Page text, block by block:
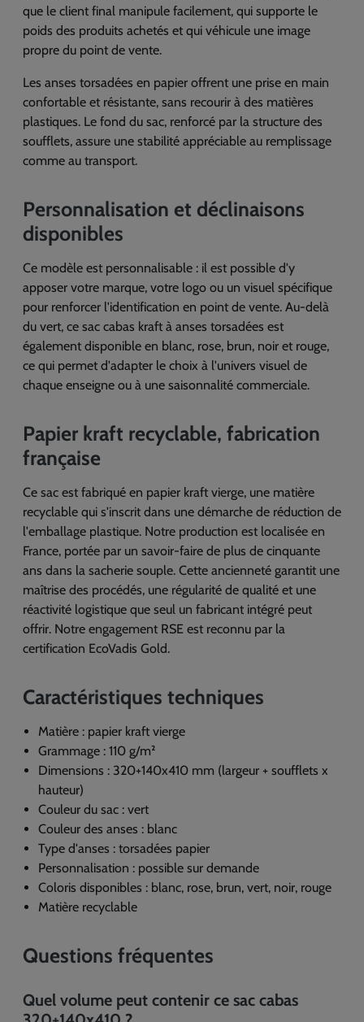
que le client final manipule facilement, qui supporte le
poids des produits achetés et qui véhicule une image
propre du point de vente.
Les anses torsadées en papier offrent une prise en main
confortable et résistante, sans recourir à des matières
plastiques. Le fond du sac, renforcé par la structure des
soufflets, assure une stabilité appréciable au remplissage
comme au transport.
Personnalisation et déclinaisons
disponibles
Ce modèle est personnalisable : il est possible d'y
apposer votre marque, votre logo ou un visuel spécifique
pour renforcer l'identification en point de vente. Au-delà
du vert, ce sac cabas kraft à anses torsadées est
également disponible en blanc, rose, brun, noir et rouge,
ce qui permet d'adapter le choix à l'univers visuel de
chaque enseigne ou à une saisonnalité commerciale.
Papier kraft recyclable, fabrication
française
Ce sac est fabriqué en papier kraft vierge, une matière
recyclable qui s'inscrit dans une démarche de réduction de
l'emballage plastique. Notre production est localisée en
France, portée par un savoir-faire de plus de cinquante
ans dans la sacherie souple. Cette ancienneté garantit une
maîtrise des procédés, une régularité de qualité et une
réactivité logistique que seul un fabricant intégré peut
offrir. Notre engagement RSE est reconnu par la
certification EcoVadis Gold.
Caractéristiques techniques
Matière : papier kraft vierge
Grammage : 110 g/m²
Dimensions : 320+140x410 mm (largeur + soufflets x
hauteur)
Couleur du sac : vert
Couleur des anses : blanc
Type d'anses : torsadées papier
Personnalisation : possible sur demande
Coloris disponibles : blanc, rose, brun, vert, noir, rouge
Matière recyclable
Questions fréquentes
Quel volume peut contenir ce sac cabas